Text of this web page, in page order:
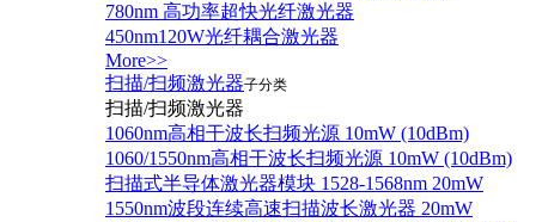
780nm 高功率超快光纤激光器
450nm120W光纤耦合激光器
More>>
扫描/扫频激光器子分类
扫描/扫频激光器
1060nm高相干波长扫频光源 10mW (10dBm)
1060/1550nm高相干波长扫频光源 10mW (10dBm)
扫描式半导体激光器模块 1528-1568nm 20mW
1550nm波段连续高速扫描波长激光器 20mW